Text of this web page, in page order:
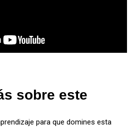
sobre este
para que domines esta